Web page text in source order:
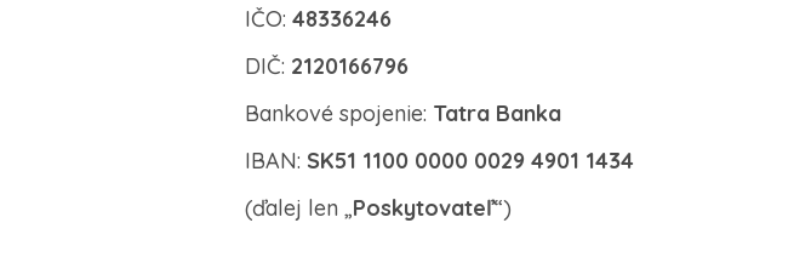
IČO: 48336246
DIČ: 2120166796
Bankové spojenie: Tatra Banka
IBAN: SK51 1100 0000 0029 4901 1434
(ďalej len „Poskytovateľ“)